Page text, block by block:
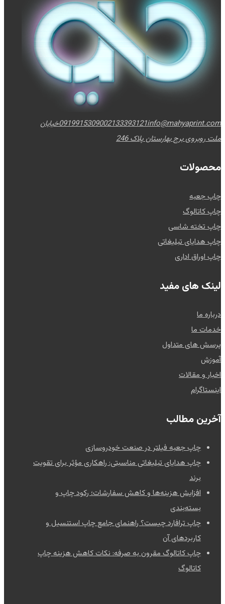
0919915309002133393121info@mahyaprint.com
خیابان
ملت روبروی برج بهارستان پلاک 246
محصولات
چاپ جعبه
چاپ کاتالوگ
چاپ تخته شاسی
چاپ هدایای تبلیغاتی
چاپ اوراق اداری
لینک های مفید
درباره ما
خدمات ما
پرسش های متداول
آموزش
اخبار و مقالات
اینستاگرام
آخرین مطالب
چاپ جعبه فیلتر در صنعت خودروسازی
چاپ هدایای تبلیغاتی مناسبتی: راهکاری مؤثر برای تقویت
برند
افزایش هزینه‌ها و کاهش سفارشات؛ رکود چاپ و
بسته‌بندی
چاپ ترافارد چیست؟ راهنمای جامع چاپ استنسیل و
کاربردهای آن
چاپ کاتالوگ مقرون به صرفه: نکات کاهش هزینه چاپ
کاتالوگ